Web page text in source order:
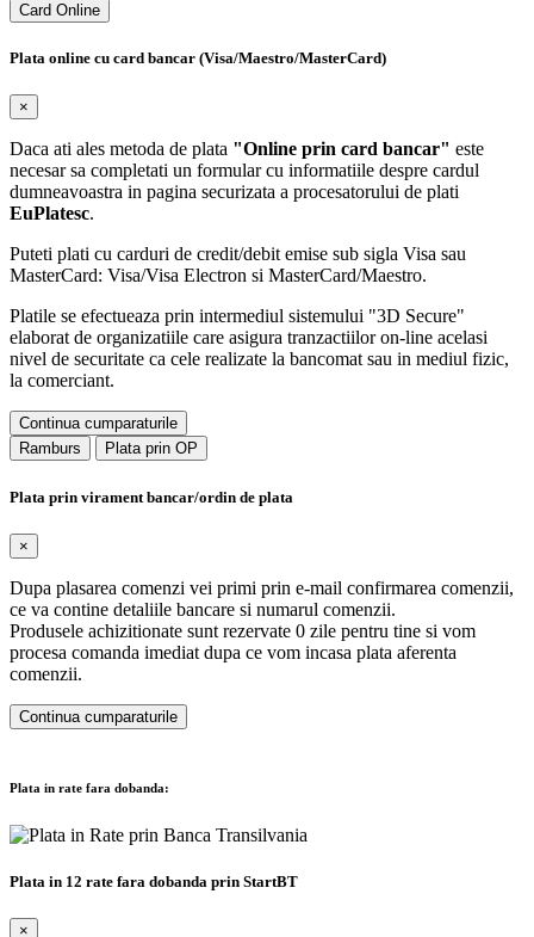
Card Online
Plata online cu card bancar (Visa/Maestro/MasterCard)
×
Daca ati ales metoda de plata "Online prin card bancar" este
necesar sa completati un formular cu informatiile despre cardul
dumneavoastra in pagina securizata a procesatorului de plati
EuPlatesc.
Puteti plati cu carduri de credit/debit emise sub sigla Visa sau
MasterCard: Visa/Visa Electron si MasterCard/Maestro.
Platile se efectueaza prin intermediul sistemului "3D Secure"
elaborat de organizatiile care asigura tranzactiilor on-line acelasi
nivel de securitate ca cele realizate la bancomat sau in mediul fizic,
la comerciant.
Continua cumparaturile
Ramburs
Plata prin OP
Plata prin virament bancar/ordin de plata
×
Dupa plasarea comenzi vei primi prin e-mail confirmarea comenzii,
ce va contine detaliile bancare si numarul comenzii.
Produsele achizitionate sunt rezervate 0 zile pentru tine si vom
procesa comanda imediat dupa ce vom incasa plata aferenta
comenzii.
Continua cumparaturile
Plata in rate fara dobanda:
Plata in 12 rate fara dobanda prin StartBT
×